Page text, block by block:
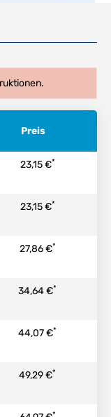
Preis
23,15 €*
23,15 €*
27,86 €*
34,64 €*
44,07 €*
49,29 €*
*